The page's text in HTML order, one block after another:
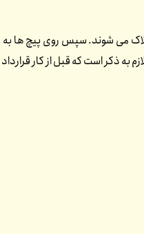
می شوند. سپس روی پیچ ها